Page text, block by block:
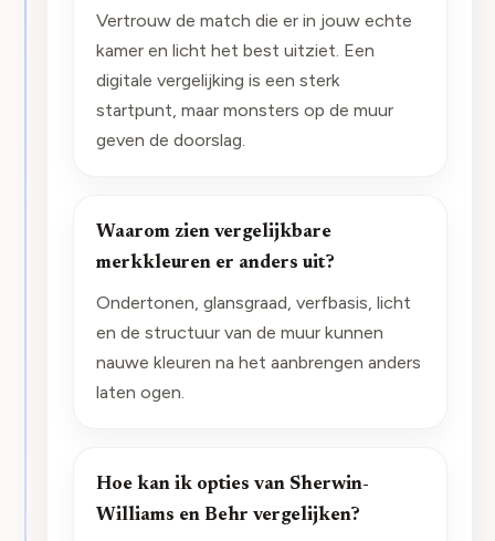
Vertrouw de match die er in jouw echte
kamer en licht het best uitziet. Een
digitale vergelijking is een sterk
startpunt, maar monsters op de muur
geven de doorslag.
Waarom zien vergelijkbare
merkkleuren er anders uit?
Ondertonen, glansgraad, verfbasis, licht
en de structuur van de muur kunnen
nauwe kleuren na het aanbrengen anders
laten ogen.
Hoe kan ik opties van Sherwin-
Williams en Behr vergelijken?